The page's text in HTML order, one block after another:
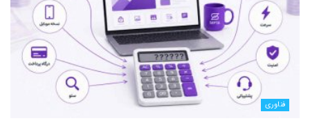
فناوری